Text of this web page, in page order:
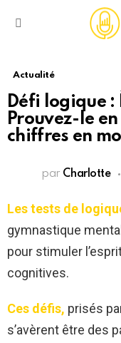
Actualité
Défi logique :
Prouvez-le
chiffres en
par Charlotte
Les tests de
gymnastique
pour stimuler
cognitives.
Ces défis, prisés
s’avèrent être des